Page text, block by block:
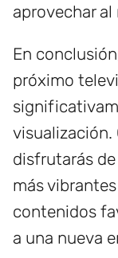
aprovechar
En
próximo
visualización.
disfrutarás
más
contenidos
a una nueva